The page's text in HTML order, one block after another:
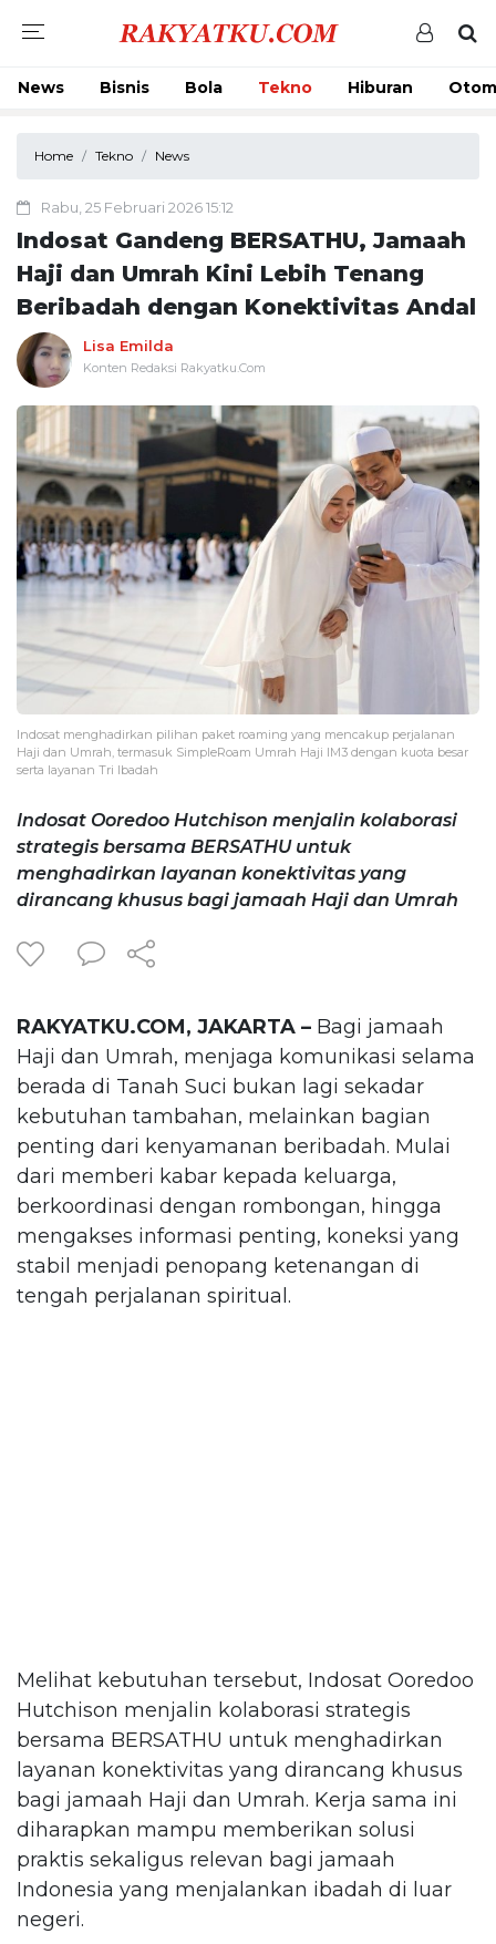
News Bisnis Bola Tekno Hiburan
Home Tekno News
Rabu, 25 Februari 2026 15:12
Indosat Gandeng BERSATHU, Jamaah
Haji dan Umrah Kini Lebih Tenang
Beribadah dengan Konektivitas Andal
Lisa Emilda
Konten Redaksi Rakyatku.Com
Indosat menghadirkan pilihan paket roaming yang mencakup perjalanan
Haji dan Umrah, termasuk SimpleRoam Umrah Haji IM3 dengan kuota besar
serta layanan Tri Ibadah
Indosat Ooredoo Hutchison menjalin kolaborasi
strategis bersama BERSATHU untuk
menghadirkan layanan konektivitas yang
dirancang khusus bagi jamaah Haji dan Umrah
RAKYATKU.COM, JAKARTA – Bagi jamaah
Haji dan Umrah, menjaga komunikasi selama
berada di Tanah Suci bukan lagi sekadar
kebutuhan tambahan, melainkan bagian
penting dari kenyamanan beribadah. Mulai
dari memberi kabar kepada keluarga,
berkoordinasi dengan rombongan, hingga
mengakses informasi penting, koneksi yang
stabil menjadi penopang ketenangan di
tengah perjalanan spiritual.
Melihat kebutuhan tersebut, Indosat Ooredoo
Hutchison menjalin kolaborasi strategis
bersama BERSATHU untuk menghadirkan
layanan konektivitas yang dirancang khusus
bagi jamaah Haji dan Umrah. Kerja sama ini
diharapkan mampu memberikan solusi
praktis sekaligus relevan bagi jamaah
Indonesia yang menjalankan ibadah di luar
negeri.